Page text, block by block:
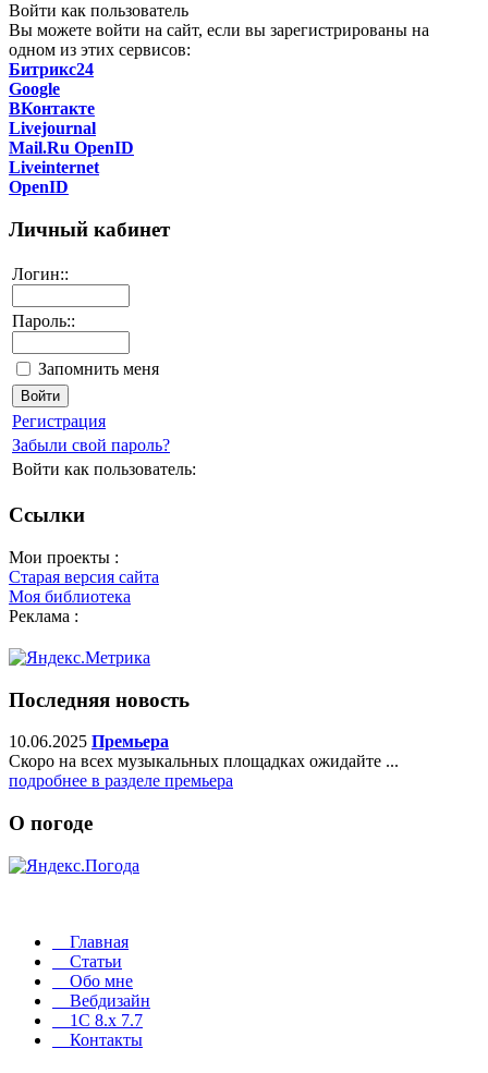
Войти как пользователь
Вы можете войти на сайт, если вы зарегистрированы на
одном из этих сервисов:
Битрикс24
Google
ВКонтакте
Livejournal
Mail.Ru OpenID
Liveinternet
OpenID
Личный кабинет
Логин::
Пароль::
Запомнить меня
Регистрация
Забыли свой пароль?
Войти как пользователь:
Ссылки
Мои проекты :
Старая версия сайта
Моя библиотека
Реклама :
Последняя новость
10.06.2025 Премьера
Скоро на всех музыкальных площадках ожидайте ...
подробнее в разделе премьера
О погоде
Главная
Статьи
Обо мне
Вебдизайн
1C 8.x 7.7
Контакты